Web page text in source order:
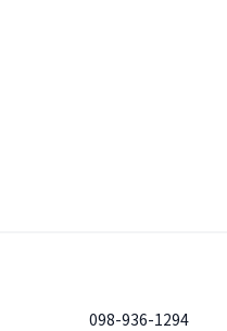
098-936-1294